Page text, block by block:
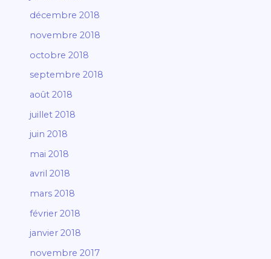
décembre 2018
novembre 2018
octobre 2018
septembre 2018
août 2018
juillet 2018
juin 2018
mai 2018
avril 2018
mars 2018
février 2018
janvier 2018
novembre 2017